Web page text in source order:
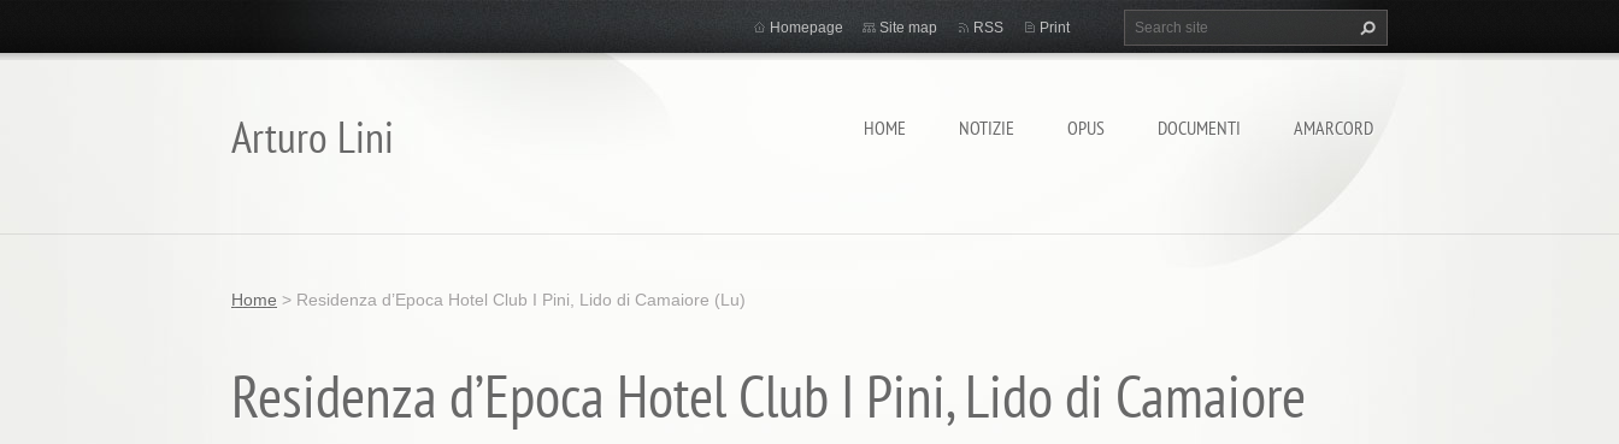
Arturo Lini HOME NOTIZIE OPUS DOCUMENTI AMARCORD
Homepage Site map RSS Print
Home > Residenza d’Epoca Hotel Club I Pini, Lido di Camaiore (Lu)
Residenza d’Epoca Hotel Club I Pini, Lido di Camaiore